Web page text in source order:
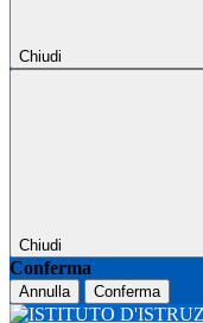
Chiudi
Chiudi
Conferma
Annulla Conferma